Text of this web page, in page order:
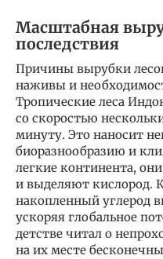
Масштабная
последствия
Причины вырубки
наживы и
Тропические леса
со скоростью
минуту. Это наносит
биоразнообразию и
легкие континента,
и выделяют кислород.
накопленный углерод
ускоряя глобальное
детстве читал о
на их месте